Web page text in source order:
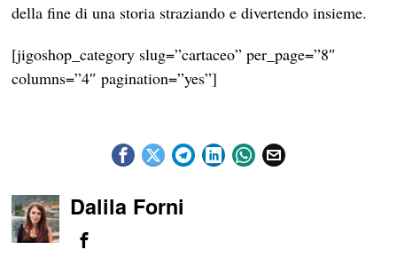
della fine di una storia straziando e divertendo insieme.
[jigoshop_category slug=”cartaceo” per_page=”8″
columns=”4″ pagination=”yes”]
Dalila Forni